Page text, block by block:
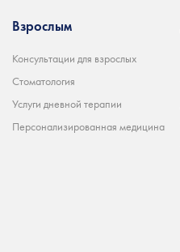
Взрослым
Консультации для взрослых
Стоматология
Услуги дневной терапии
Персонализированная медицина